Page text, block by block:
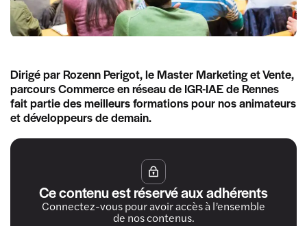
Dirigé par Rozenn Perigot, le Master Marketing et Vente,
parcours Commerce en réseau de IGR-IAE de Rennes
fait partie des meilleurs formations pour nos animateurs
et développeurs de demain.
Ce contenu est réservé aux adhérents
Connectez-vous pour avoir accès à l’ensemble
de nos contenus.